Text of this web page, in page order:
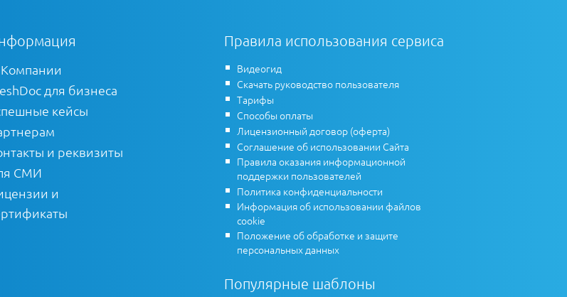
для бизнеса
кейсы
и реквизиты
СМИ
и
Правила использования сервиса
Видеогид
Скачать руководство пользователя
Тарифы
Способы оплаты
Лицензионный договор (оферта)
Соглашение об использовании Сайта
Правила оказания информационной
поддержки пользователей
Политика конфиденциальности
Информация об использовании файлов
cookie
Положение об обработке и защите
персональных данных
Популярные шаблоны